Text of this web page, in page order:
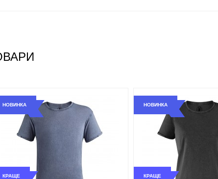
НОВИНКА
КРАЩЕ
НОВИНКА
КРАЩЕ